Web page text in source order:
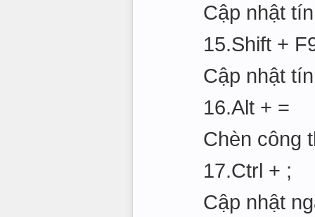
Cập nhật
15.Shift +
Cập nhật
16.Alt + =
Chèn công
17.Ctrl + ;
Cập nhật